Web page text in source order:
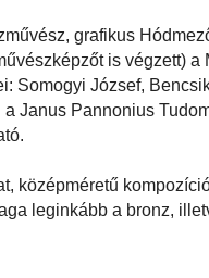
grafikus
is végzett)
Somogyi József,
Janus Pannonius
középméretű
leginkább a bronz,